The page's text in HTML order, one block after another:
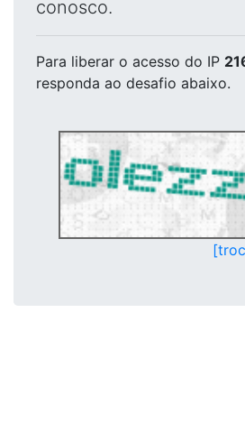
conosco.
Para liberar o acesso do IP
responda ao desafio abaixo.